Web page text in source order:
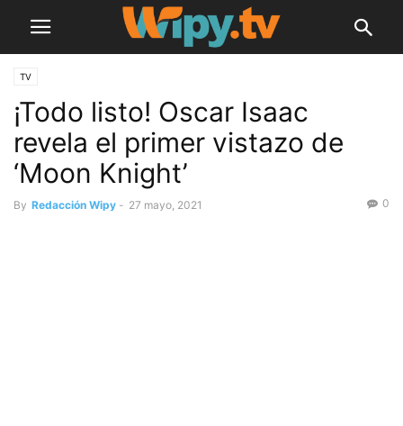
TV
¡Todo listo! Oscar Isaac
revela el primer vistazo de
‘Moon Knight’
By Redacción Wipy - 27 mayo, 2021 0